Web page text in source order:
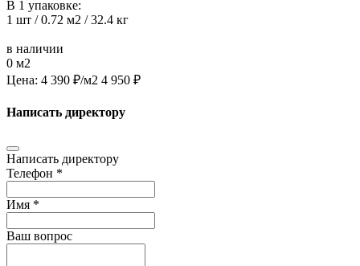
В 1 упаковке:
1 шт / 0.72 м2 / 32.4 кг
в наличии
0 м2
Цена: 4 390 ₽/м2 4 950 ₽
Написать директору
Написать директору
Телефон *
Имя *
Ваш вопрос